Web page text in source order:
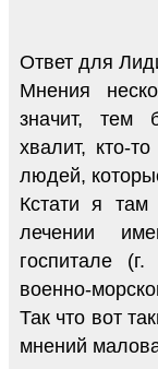
Ответ для
Мнения
значит, тем
хвалит, кто-
людей,
Кстати я
лечении
госпитале
военно-
Так что вот
мнений